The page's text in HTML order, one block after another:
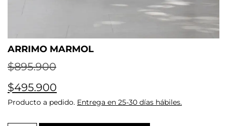
ARRIMO MARMOL
$895.900
$495.900
Producto a pedido. Entrega en 25-30 días hábiles.